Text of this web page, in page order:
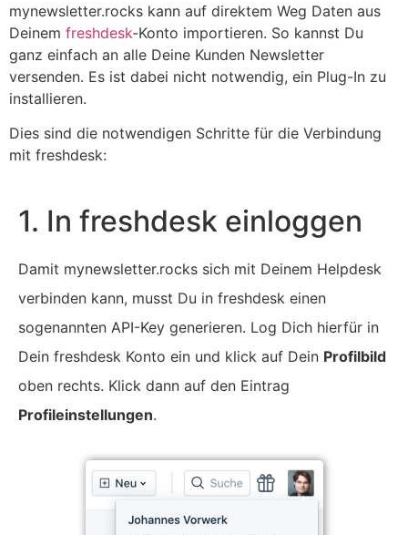
mynewsletter.rocks kann auf direktem Weg Daten aus
Deinem freshdesk-Konto importieren. So kannst Du
ganz einfach an alle Deine Kunden Newsletter
versenden. Es ist dabei nicht notwendig, ein Plug-In zu
installieren.
Dies sind die notwendigen Schritte für die Verbindung
mit freshdesk:
1. In freshdesk einloggen
Damit mynewsletter.rocks sich mit Deinem Helpdesk
verbinden kann, musst Du in freshdesk einen
sogenannten API-Key generieren. Log Dich hierfür in
Dein freshdesk Konto ein und klick auf Dein Profilbild
oben rechts. Klick dann auf den Eintrag
Profileinstellungen.